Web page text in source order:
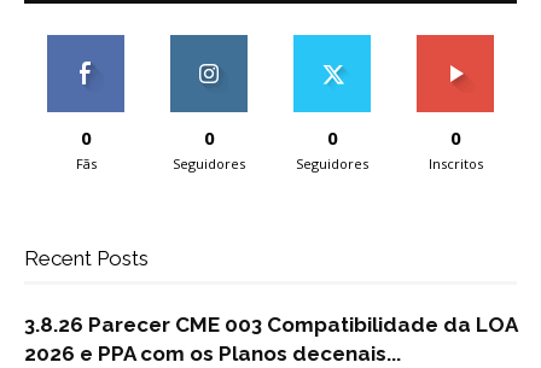
0
Fãs
0
Seguidores
0
Seguidores
0
Inscritos
Recent Posts
3.8.26 Parecer CME 003 Compatibilidade da LOA
2026 e PPA com os Planos decenais...